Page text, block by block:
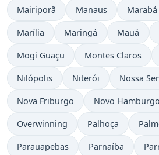
Mairiporã Manaus Marabá
Marília Maringá Mauá
Mogi Guaçu Montes Claros
Nilópolis Niterói Nossa
Nova Friburgo Novo Hamburgo
Overwinning Palhoça
Parauapebas Parnaíba